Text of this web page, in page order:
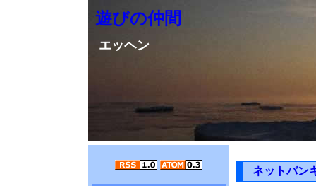
遊びの仲間
エッヘン
ネットバン